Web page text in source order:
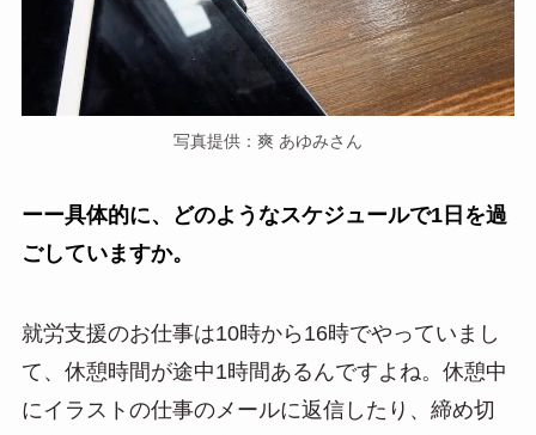
写真提供：爽 あゆみさん
ーー具体的に、どのようなスケジュールで1日を過
ごしていますか。
就労支援のお仕事は10時から16時でやっていまし
て、休憩時間が途中1時間あるんですよね。休憩中
にイラストの仕事のメールに返信したり、締め切